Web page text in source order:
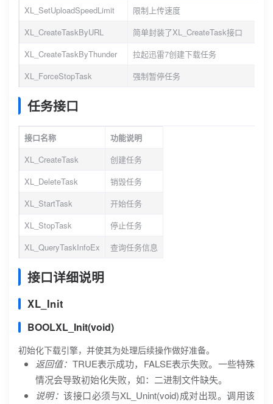
XL_SetUploadSpeedLimit
限制上传速度
XL_CreateTaskByURL
简单封装了XL_CreateTask接口
XL_CreateTaskByThunder
拉起迅雷7创建下载任务
XL_ForceStopTask
强制暂停任务
任务接口
接口名称
功能说明
XL_CreateTask
创建任务
XL_DeleteTask
销毁任务
XL_StartTask
开始任务
XL_StopTask
停止任务
XL_QueryTaskInfoEx
查询任务信息
接口详细说明
XL_Init
BOOLXL_Init(void)
初始化下载引擎，并使其为处理后续操作做好准备。
返回值： TRUE表示成功，FALSE表示失败。一些特殊
情况会导致初始化失败，如：二进制文件缺失。
说明：该接口必须与XL_Unint(void)成对出现。调用该